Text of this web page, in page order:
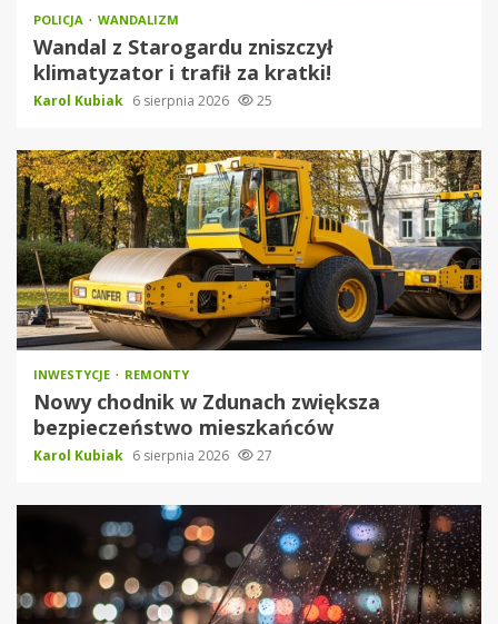
POLICJA WANDALIZM
Wandal z Starogardu zniszczył
klimatyzator i trafił za kratki!
Karol Kubiak 6 sierpnia 2026 25
INWESTYCJE REMONTY
Nowy chodnik w Zdunach zwiększa
bezpieczeństwo mieszkańców
Karol Kubiak 6 sierpnia 2026 27